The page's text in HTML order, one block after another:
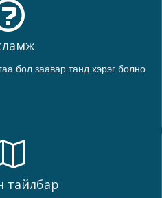
бол заавар танд хэрэг болно
тайлбар